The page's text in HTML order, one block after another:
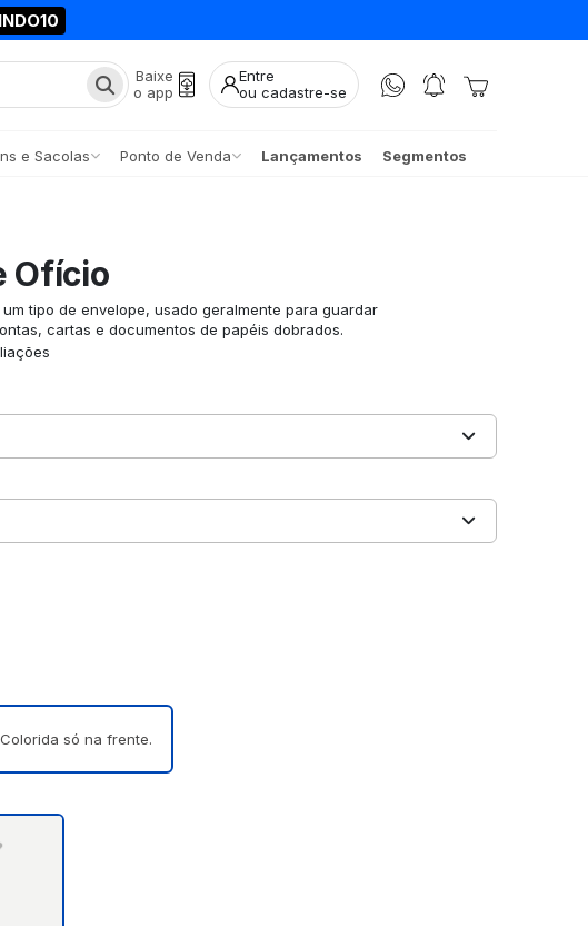
Baixe
o app
Entre
ou cadastre-se
e Sacolas Ponto de Venda Lançamentos Segmentos
Ofício
tipo de envelope, usado geralmente para guardar
cartas e documentos de papéis dobrados.
só na frente.